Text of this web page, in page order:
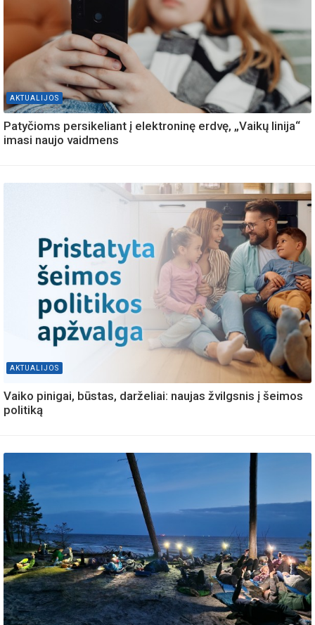
AKTUALIJOS
Patyčioms persikeliant į elektroninę erdvę, „Vaikų linija“
imasi naujo vaidmens
AKTUALIJOS
Vaiko pinigai, būstas, darželiai: naujas žvilgsnis į šeimos
politiką